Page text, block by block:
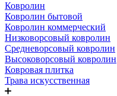
Ковролин
Ковролин бытовой
Ковролин коммерческий
Низковорсовый ковролин
Средневорсовый ковролин
Высоковорсовый ковролин
Ковровая плитка
Трава искусственная